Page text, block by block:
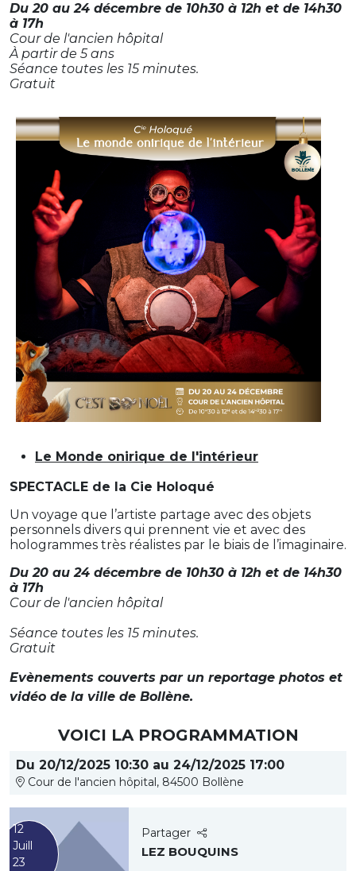
Du 20 au 24 décembre de 10h30 à 12h et de 14h30
à 17h
Cour de l'ancien hôpital
À partir de 5 ans
Séance toutes les 15 minutes.
Gratuit
Le Monde onirique de l'intérieur
SPECTACLE de la Cie Holoqué
Un voyage que l’artiste partage avec des objets
personnels divers qui prennent vie et avec des
hologrammes très réalistes par le biais de l’imaginaire.
Du 20 au 24 décembre de 10h30 à 12h et de 14h30
à 17h
Cour de l'ancien hôpital
Séance toutes les 15 minutes.
Gratuit
Evènements couverts par un reportage photos et
vidéo de la ville de Bollène.
VOICI LA PROGRAMMATION
Du 20/12/2025 10:30 au 24/12/2025 17:00
Cour de l'ancien hôpital, 84500 Bollène
Partager
LEZ BOUQUINS
12
Juill
23